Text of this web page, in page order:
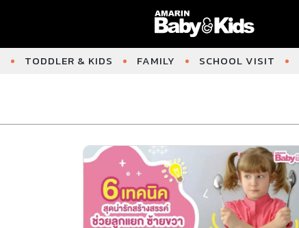
TODDLER & KIDS FAMILY SCHOOL VISIT